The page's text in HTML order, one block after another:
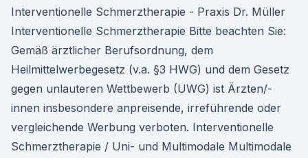
Interventionelle Schmerztherapie - Praxis Dr. Müller
Interventionelle Schmerztherapie Bitte beachten Sie:
Gemäß ärztlicher Berufsordnung, dem
Heilmittelwerbegesetz (v.a. §3 HWG) und dem Gesetz
gegen unlauteren Wettbewerb (UWG) ist Ärzten/-
innen insbesondere anpreisende, irreführende oder
vergleichende Werbung verboten. Interventionelle
Schmerztherapie / Uni- und Multimodale Multimodale